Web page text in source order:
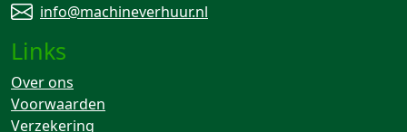
info@machineverhuur.nl
Links
Over ons
Voorwaarden
Verzekering